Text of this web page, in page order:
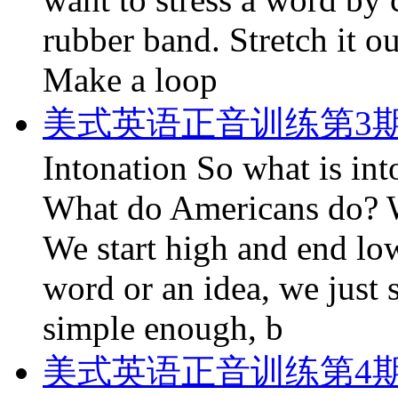
rubber band. Stretch it
Make a loop
美式英语正音训练第3
Intonation So what is
What do Americans do?
We start high and end
word or an idea, we just
simple enough, b
美式英语正音训练第4